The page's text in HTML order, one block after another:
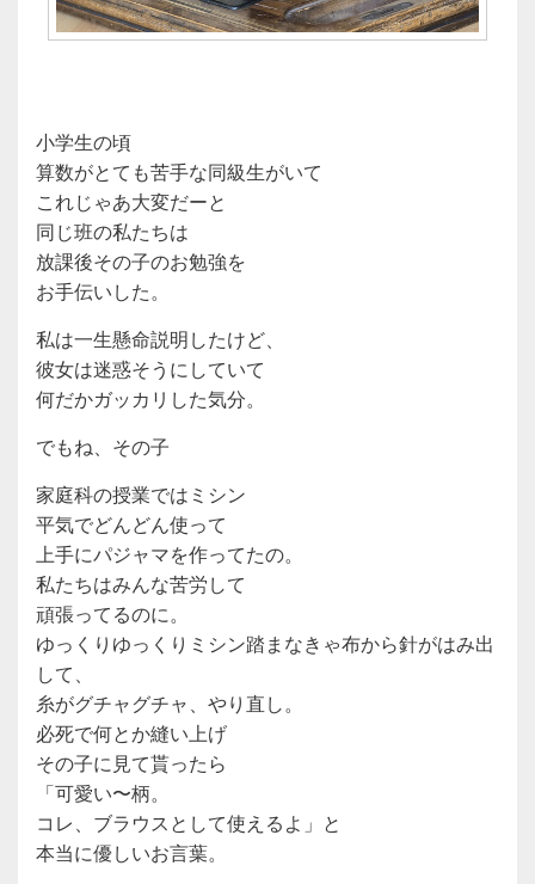
小学生の頃
算数がとても苦手な同級生がいて
これじゃあ大変だーと
同じ班の私たちは
放課後その子のお勉強を
お手伝いした。
私は一生懸命説明したけど、
彼女は迷惑そうにしていて
何だかガッカリした気分。
でもね、その子
家庭科の授業ではミシン
平気でどんどん使って
上手にパジャマを作ってたの。
私たちはみんな苦労して
頑張ってるのに。
ゆっくりゆっくりミシン踏まなきゃ布から針がはみ出
して、
糸がグチャグチャ、やり直し。
必死で何とか縫い上げ
その子に見て貰ったら
「可愛い〜柄。
コレ、ブラウスとして使えるよ」と
本当に優しいお言葉。